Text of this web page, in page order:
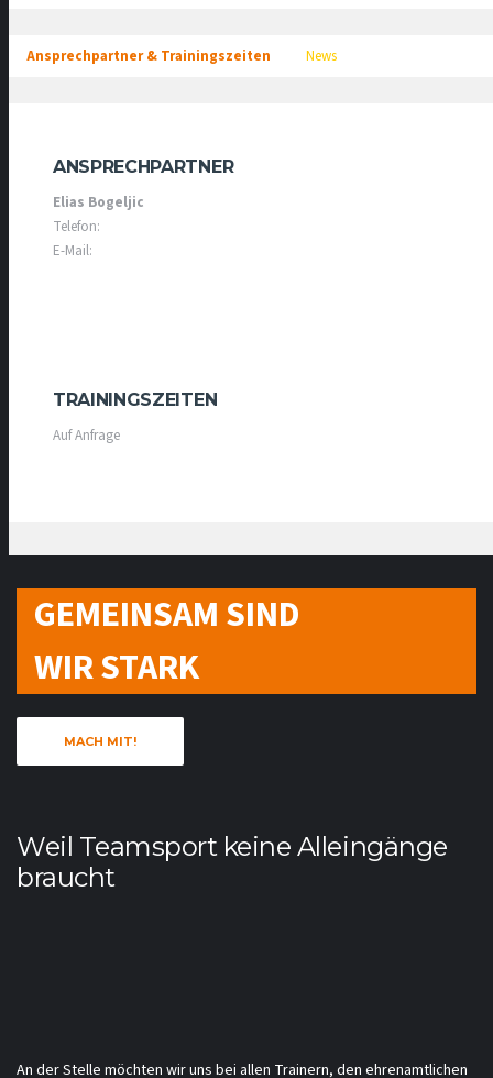
Ansprechpartner & Trainingszeiten News
ANSPRECHPARTNER
Elias Bogeljic
Telefon:
E-Mail:
TRAININGSZEITEN
Auf Anfrage
GEMEINSAM SIND
WIR STARK
MACH MIT!
Weil Teamsport keine Alleingänge
braucht
An der Stelle möchten wir uns bei allen Trainern, den ehrenamtlichen